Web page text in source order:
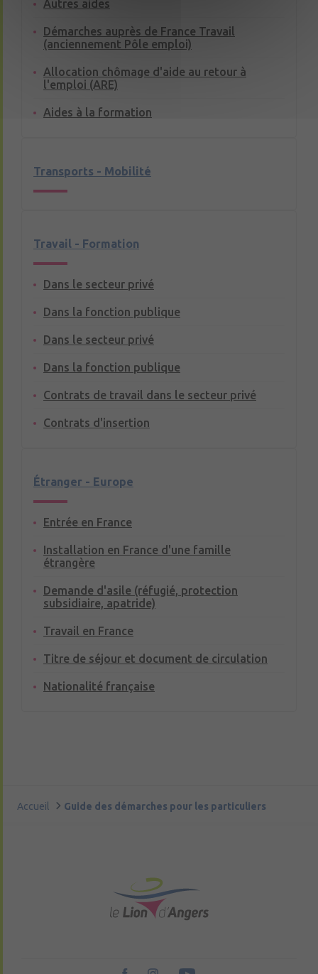
Autres aides
Démarches auprès de France Travail
(anciennement Pôle emploi)
Allocation chômage d'aide au retour à
l'emploi (ARE)
Aides à la formation
Transports - Mobilité
Travail - Formation
Dans le secteur privé
Dans la fonction publique
Dans le secteur privé
Dans la fonction publique
Contrats de travail dans le secteur privé
Contrats d'insertion
Étranger - Europe
Entrée en France
Installation en France d'une famille
étrangère
Demande d'asile (réfugié, protection
subsidiaire, apatride)
Travail en France
Titre de séjour et document de circulation
Nationalité française
Accueil Guide des démarches pour les particuliers